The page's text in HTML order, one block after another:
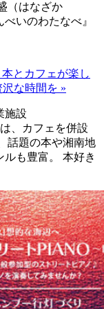
（はなざか
いのわたなべ』
とカフェが楽し
な時間を »
施設
、カフェを併設
話題の本や湘南地
も豊富。 本好き